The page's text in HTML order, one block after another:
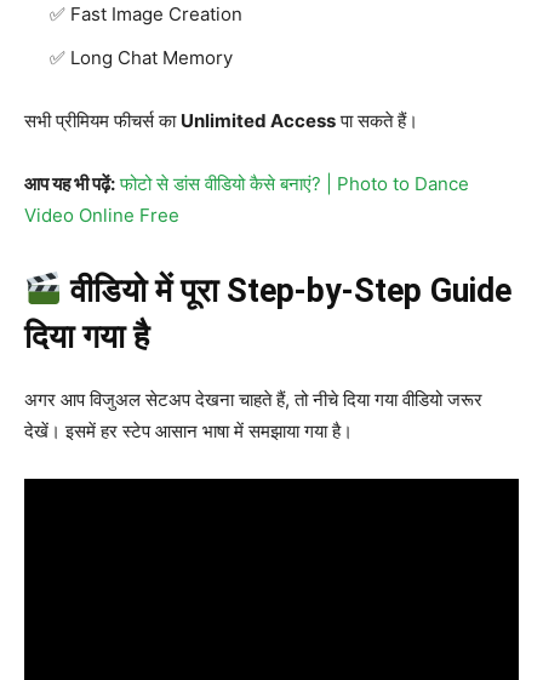
Fast Image Creation
Long Chat Memory
सभी प्रीमियम फीचर्स का Unlimited Accessपा सकते हैं।
आप यह भी पढ़ें: फोटो से डांस वीडियो कैसे बनाएं? | Photo to Dance
Video Online Free
वीडियो में पूरा Step-by-Step Guide
दिया गया है
अगर आप विजुअल सेटअप देखना चाहते हैं, तो नीचे दिया गया वीडियो जरूर
देखें। इसमें हर स्टेप आसान भाषा में समझाया गया है।